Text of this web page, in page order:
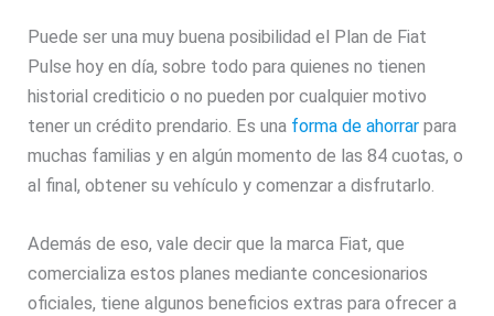
Puede ser una muy buena posibilidad el Plan de Fiat
Pulse hoy en día, sobre todo para quienes no tienen
historial crediticio o no pueden por cualquier motivo
tener un crédito prendario. Es una forma de ahorrar para
muchas familias y en algún momento de las 84 cuotas, o
al final, obtener su vehículo y comenzar a disfrutarlo.
Además de eso, vale decir que la marca Fiat, que
comercializa estos planes mediante concesionarios
oficiales, tiene algunos beneficios extras para ofrecer a